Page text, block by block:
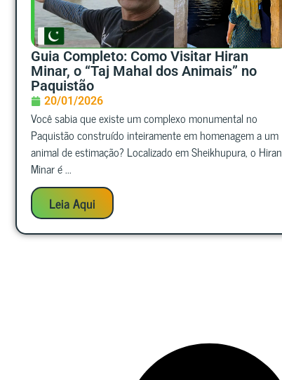
Guia Completo: Como Visitar Hiran
Minar, o “Taj Mahal dos Animais” no
Paquistão
20/01/2026
Você sabia que existe um complexo monumental no
Paquistão construído inteiramente em homenagem a um
animal de estimação? Localizado em Sheikhupura, o Hiran
Minar é ...
Leia Aqui